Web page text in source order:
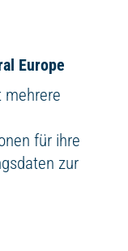
Europe
mehrere
für ihre
zur